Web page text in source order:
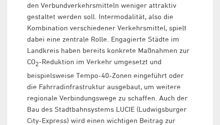
den Verbundverkehrsmitteln weniger attraktiv
gestaltet werden soll. Intermodalität, also die
Kombination verschiedener Verkehrsmittel, spielt
dabei eine zentrale Rolle. Engagierte Städte im
Landkreis haben bereits konkrete Maßnahmen zur
CO2-Reduktion im Verkehr umgesetzt und
beispielsweise Tempo-40-Zonen eingeführt oder
die Fahrradinfrastruktur ausgebaut, um weitere
regionale Verbindungswege zu schaffen. Auch der
Bau des Stadtbahnsystems LUCIE (Ludwigsburger
City-Express) wird einen wichtigen Beitrag zur